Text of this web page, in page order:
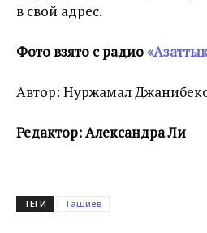
в свой адрес.
Фото взято с радио
Автор: Нуржамал
Редактор: Александра Ли
ТЕГИ Ташиев